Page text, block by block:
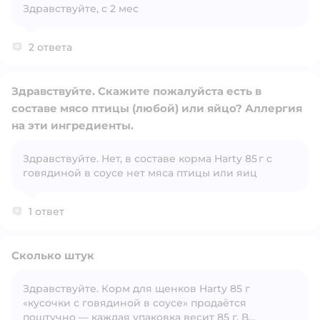
Здравствуйте, с 2 мес
2 ответа
Открыть вопрос
Здравствуйте. Скажите пожалуйста есть в
составе мясо птицы (любой) или яйцо? Аллергия
на эти ингредиенты.
Здравствуйте. Нет, в составе корма Harty 85 г с
говядиной в соусе нет мяса птицы или яиц
1 ответ
Открыть вопрос
Сколько штук
Здравствуйте. Корм для щенков Harty 85 г
«кусочки с говядиной в соусе» продаётся
поштучно — каждая упаковка весит 85 г. В